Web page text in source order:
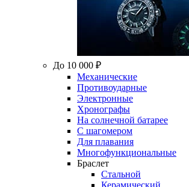
До 10 000 ₽
Механические
Противоударные
Электронные
Хронографы
На солнечной батарее
С шагомером
Для плавания
Многофункциональные
Браслет
Стальной
Керамический